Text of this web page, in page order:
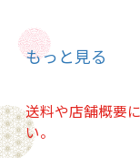
※ワイン産地デ
甲州100% (山梨
20歳未満の飲
店は20歳未満
もっと見る
送料や店舗概要
い。